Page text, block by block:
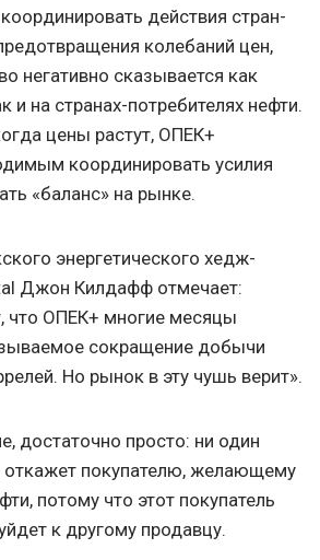
действия стран-
колебаний цен,
негативно сказывается как
и на странах-потребителях нефти.
цены растут, ОПЕК+
координировать усилия
«баланс» на рынке.
энергетического хедж-
Джон Килдафф отмечает:
что ОПЕК+ многие месяцы
сокращение добычи
Но рынок в эту чушь верит».
достаточно просто: ни один
откажет покупателю, желающему
потому что этот покупатель
к другому продавцу.